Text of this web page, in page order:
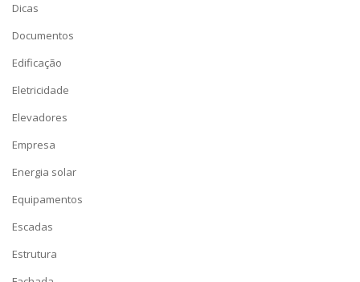
Dicas
Documentos
Edificação
Eletricidade
Elevadores
Empresa
Energia solar
Equipamentos
Escadas
Estrutura